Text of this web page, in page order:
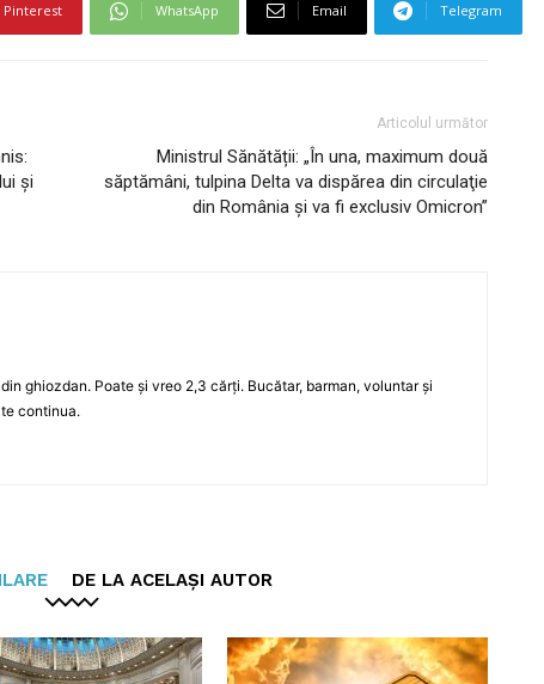
Pinterest WhatsApp Email Telegram
şi
Articolul următor
Ministrul Sănătății: „În una, maximum două
săptămâni, tulpina Delta va dispărea din circulaţie
din România şi va fi exclusiv Omicron”
ghiozdan. Poate și vreo 2,3 cărți. Bucătar, barman, voluntar și
continua.
DE LA ACELAȘI AUTOR